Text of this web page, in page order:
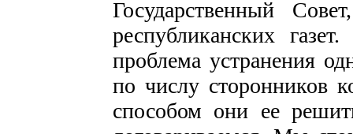
Государственный
республиканских
проблема устранения
по числу сторонников
способом они ее